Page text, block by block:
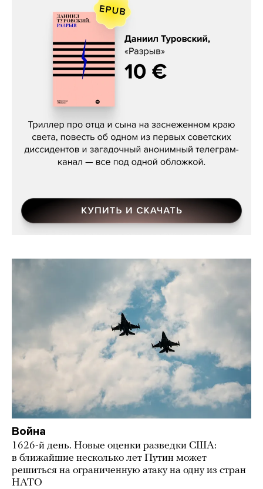
Даниил Туровский, «Разрыв»
Война
1626-й день. Новые оценки разведки США:
в ближайшие несколько лет Путин может
решиться на ограниченную атаку на одну из стран
НАТО